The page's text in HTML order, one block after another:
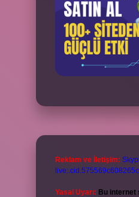
Reklam ve İletişim:
Yasal Uyarı: Bu internet